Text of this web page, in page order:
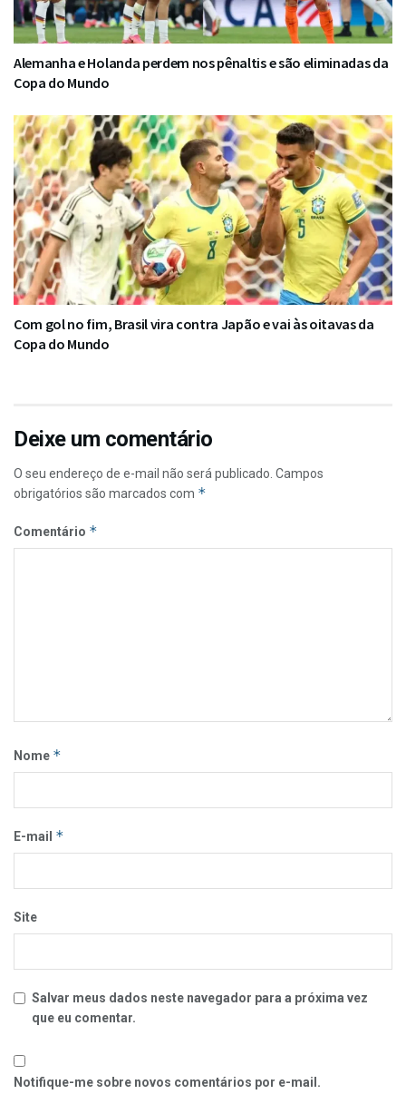
Alemanha e Holanda perdem nos pênaltis e são eliminadas da
Copa do Mundo
Com gol no fim, Brasil vira contra Japão e vai às oitavas da
Copa do Mundo
Deixe um comentário
O seu endereço de e-mail não será publicado. Campos
obrigatórios são marcados com *
Comentário *
Nome *
E-mail *
Site
Salvar meus dados neste navegador para a próxima vez
que eu comentar.
Notifique-me sobre novos comentários por e-mail.